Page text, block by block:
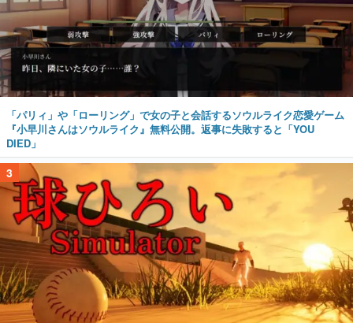
「パリィ」や「ローリング」で女の子と会話するソウルライク恋愛ゲーム
『小早川さんはソウルライク』無料公開。返事に失敗すると「YOU
DIED」
3